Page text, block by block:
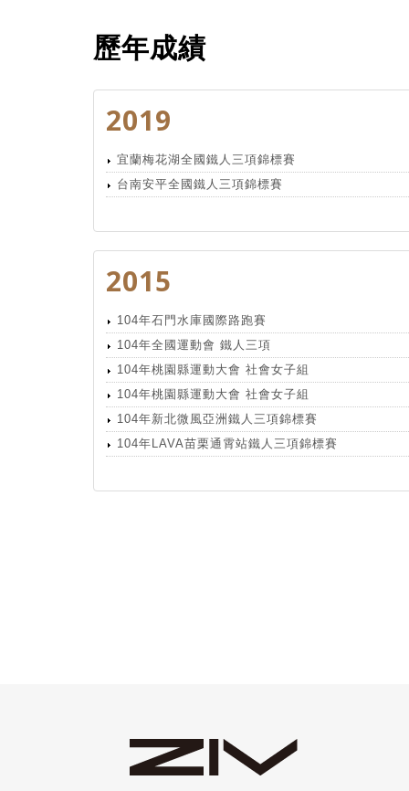
歷年成績
2019
宜蘭梅花湖全國鐵人三項錦標賽
台南安平全國鐵人三項錦標賽
2015
104年石門水庫國際路跑賽
104年全國運動會 鐵人三項
104年桃園縣運動大會 社會女子組
104年桃園縣運動大會 社會女子組
104年新北微風亞洲鐵人三項錦標賽
104年LAVA苗栗通霄站鐵人三項錦標賽